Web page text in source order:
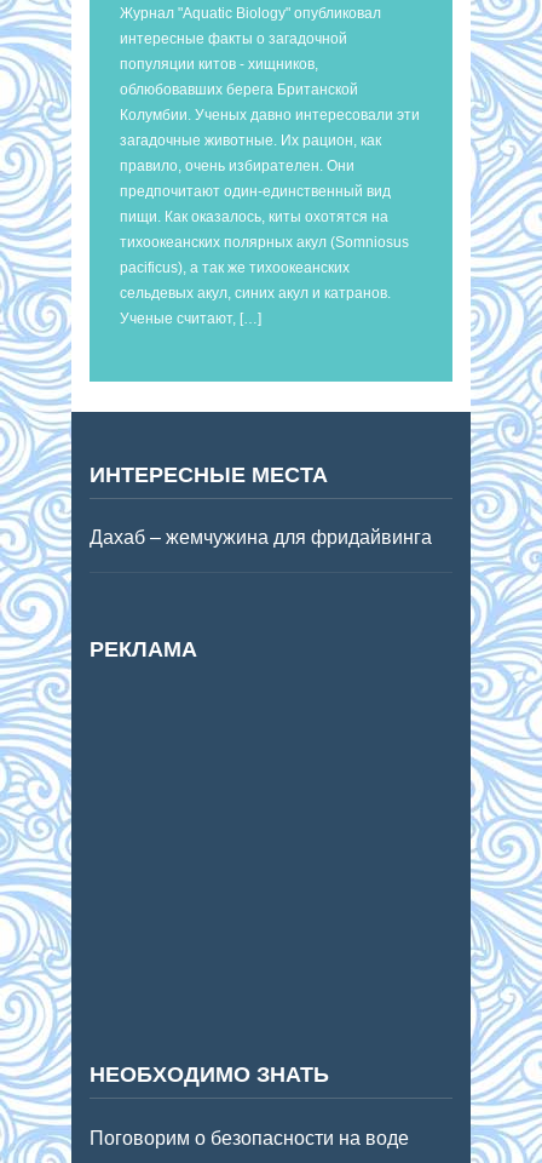
Журнал "Aquatic Biology" опубликовал
интересные факты о загадочной
популяции китов - хищников,
облюбовавших берега Британской
Колумбии. Ученых давно интересовали эти
загадочные животные. Их рацион, как
правило, очень избирателен. Они
предпочитают один-единственный вид
пищи. Как оказалось, киты охотятся на
тихоокеанских полярных акул (Somniosus
pacificus), а так же тихоокеанских
сельдевых акул, синих акул и катранов.
Ученые считают, […]
ИНТЕРЕСНЫЕ МЕСТА
Дахаб – жемчужина для фридайвинга
РЕКЛАМА
НЕОБХОДИМО ЗНАТЬ
Поговорим о безопасности на воде